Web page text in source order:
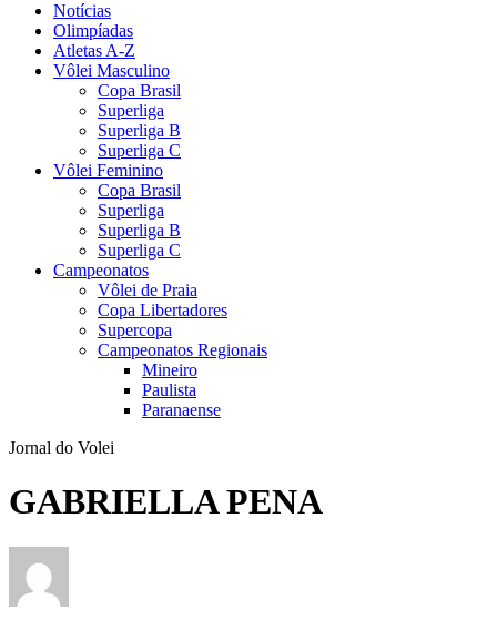
Notícias
Olimpíadas
Atletas A-Z
Vôlei Masculino
Copa Brasil
Superliga
Superliga B
Superliga C
Vôlei Feminino
Copa Brasil
Superliga
Superliga B
Superliga C
Campeonatos
Vôlei de Praia
Copa Libertadores
Supercopa
Campeonatos Regionais
Mineiro
Paulista
Paranaense
Jornal do Volei
GABRIELLA PENA